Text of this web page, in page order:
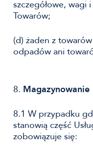
szczegółowe, wagi
Towarów;
(d) żaden z
odpadów ani
8. Magazynowanie
8.1 W przypadku
stanowią część
zobowiązuje się: